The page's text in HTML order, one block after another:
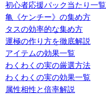
初心者応援パック当たり一覧
亀《ケンチー》の集め方
タスの効率的な集め方
運極の作り方を徹底解説
アイテムの効果一覧
わくわくの実の厳選方法
わくわくの実の効果一覧
属性相性と倍率解説